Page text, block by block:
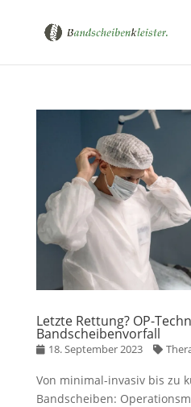
Letzte Rettung? OP-
Bandscheibenvorfall
18. September 2023
Von minimal-invasiv bis zu
Bandscheiben: